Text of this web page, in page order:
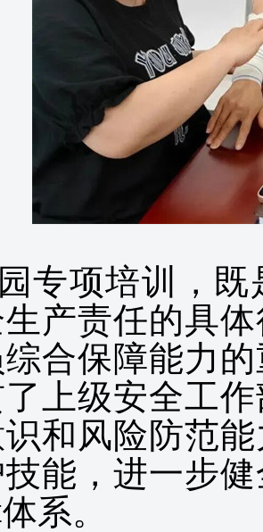
专项培训，
产责任的具
合保障能力
上级安全工
和风险防范
能，进一步
系。